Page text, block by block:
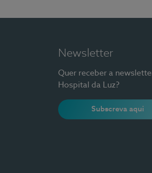
Newsletter
Quer receber a
Hospital da Luz?
Subscreva aqui